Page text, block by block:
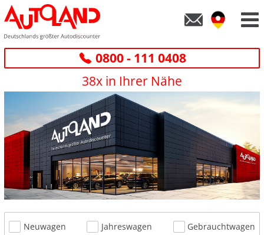
0800 - 111 0408
38x in Ihrer Nähe
Neuwagen Jahreswagen
Gebrauchtwagen